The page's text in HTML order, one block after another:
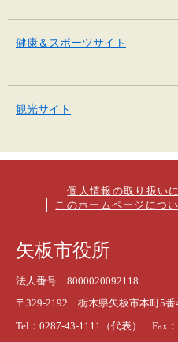
健康＆スポーツサイト
観光サイト
個人情報の取り扱い
このホームページにつ
矢板市役所
法人番号 8000020092118
〒329-2192 栃木県矢板市本町5番
Tel：0287-43-1111（代表） Fax：